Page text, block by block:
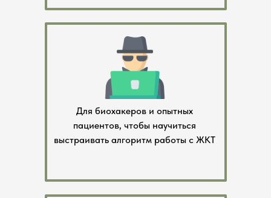
Для биохакеров и опытных
пациентов, чтобы научиться
выстраивать алгоритм работы с ЖКТ